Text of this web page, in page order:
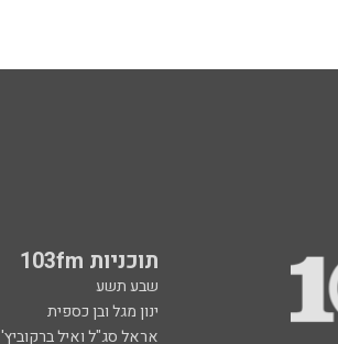
תוכניות 103fm
שבע תשע
ינון מגל ובן כספית
אראל סג"ל ואיל ברקוביץ'